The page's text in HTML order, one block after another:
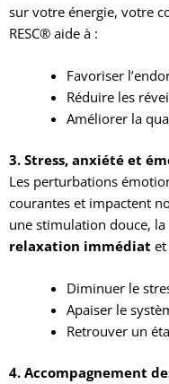
sur votre énergie, votre
RESC® aide à :
Favoriser
Réduire les
Améliorer la
3. Stress, anxiété et
Les perturbations
courantes et impactent
une stimulation douce, la
relaxation immédiat
Diminuer le
Apaiser le
Retrouver un
4. Accompagnement